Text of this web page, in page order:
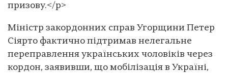
призову.</p>
Міністр закордонних справ Угорщини Петер
Сіярто фактично підтримав нелегальне
переправлення українських чоловіків через
кордон, заявивши, що мобілізація в Україні,